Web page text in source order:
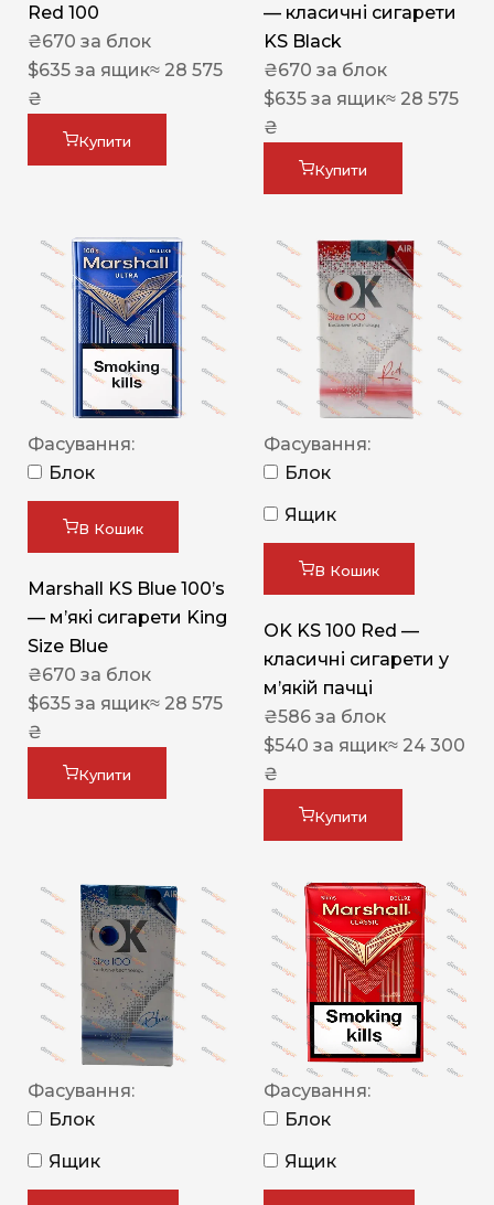
Red 100
₴670 за блок
$635 за ящик≈ 28 575
₴
Купити
— класичні сигарети
KS Black
₴670 за блок
$635 за ящик≈ 28 575
₴
Купити
Фасування:
Блок
В Кошик
Marshall KS Blue 100’s
— м’які сигарети King
Size Blue
₴670 за блок
$635 за ящик≈ 28 575
₴
Купити
Фасування:
Блок
Ящик
В Кошик
OK KS 100 Red —
класичні сигарети у
м’якій пачці
₴586 за блок
$540 за ящик≈ 24 300
₴
Купити
Фасування:
Блок
Ящик
Фасування:
Блок
Ящик